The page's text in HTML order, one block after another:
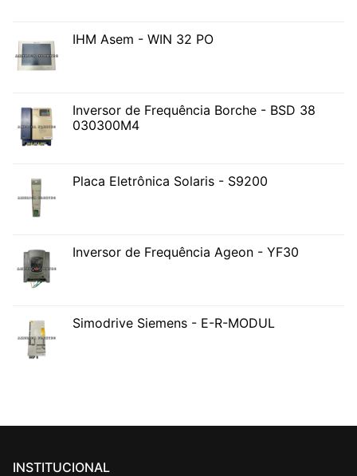
IHM Asem - WIN 32 PO
Inversor de Frequência Borche - BSD 38
030300M4
Placa Eletrônica Solaris - S9200
Inversor de Frequência Ageon - YF30
Simodrive Siemens - E-R-MODUL
INSTITUCIONAL